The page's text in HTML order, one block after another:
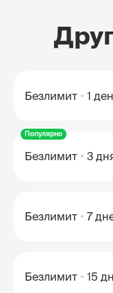
Безлимит 1
Популярно
Безлимит 3
Безлимит 7
Безлимит 15